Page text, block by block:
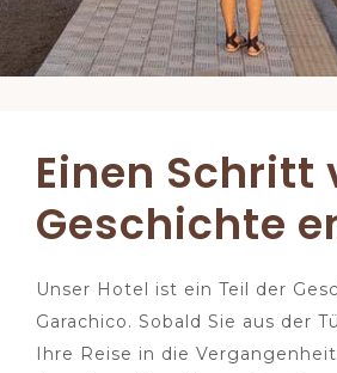
Einen Schritt
Geschichte
Unser Hotel ist ein Teil der
Garachico. Sobald Sie aus der
Ihre Reise in die